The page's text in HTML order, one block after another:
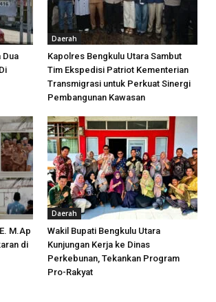
Dua
Daerah
Kapolres Bengkulu Utara Sambut
Tim Ekspedisi Patriot Kementerian
Transmigrasi untuk Perkuat Sinergi
Pembangunan Kawasan
M.Ap
di
Daerah
Wakil Bupati Bengkulu Utara
Kunjungan Kerja ke Dinas
Perkebunan, Tekankan Program
Pro-Rakyat